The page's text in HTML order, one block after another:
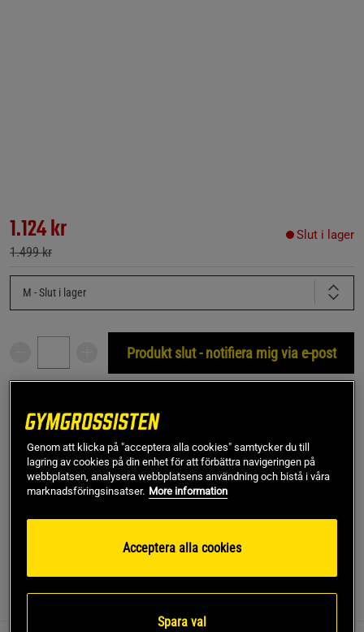
1.124 kr
1.499 kr
Slut i lager
M - Slut i lager
Produkt slut - notifiera mig via e-post
!
när produkter åter finns i lager.
SKU #VNMUFC-00477-126R | EAN3611442073001
Maximera din prestation med en hoodie som kombinerar
Genom att klicka på "acceptera alla cookies" samtycker du till
lagring av cookies på din enhet för att förbättra navigeringen på
webbplatsen, analysera webbplatsens användning och bistå i våra
marknadsföringsinsatser. More information
Acceptera alla cookies
Spara val